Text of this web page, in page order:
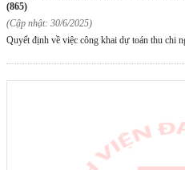
(865)
(Cập nhật: 30/6/2025)
Quyết định về việc công khai dự toán thu chi